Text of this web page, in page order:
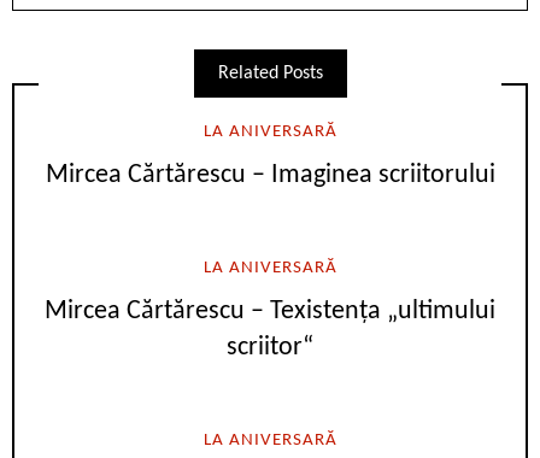
Related Posts
LA ANIVERSARĂ
Mircea Cărtărescu – Imaginea scriitorului
LA ANIVERSARĂ
Mircea Cărtărescu – Texistența „ultimului
scriitor“
LA ANIVERSARĂ